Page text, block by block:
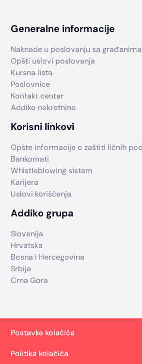
Generalne informacije
Naknade u poslovanju sa građanima
Opšti uslovi poslovanja
Kursna lista
Poslovnice
Kontakt centar
Addiko nekretnine
Korisni linkovi
Opšte informacije o zaštiti ličnih
Bankomati
Whistleblowing sistem
Karijera
Uslovi korišćenja
Addiko grupa
Slovenija
Hrvatska
Bosna i Hercegovina
Srbija
Crna Gora
Postavke kolačića
Politika kolačića